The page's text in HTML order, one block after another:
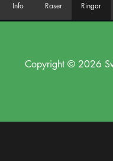
Info Raser Ringar
Copyright © 2026